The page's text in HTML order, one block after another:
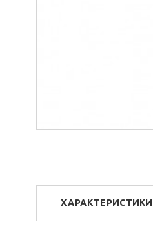
ХАРАКТЕРИСТИКИ